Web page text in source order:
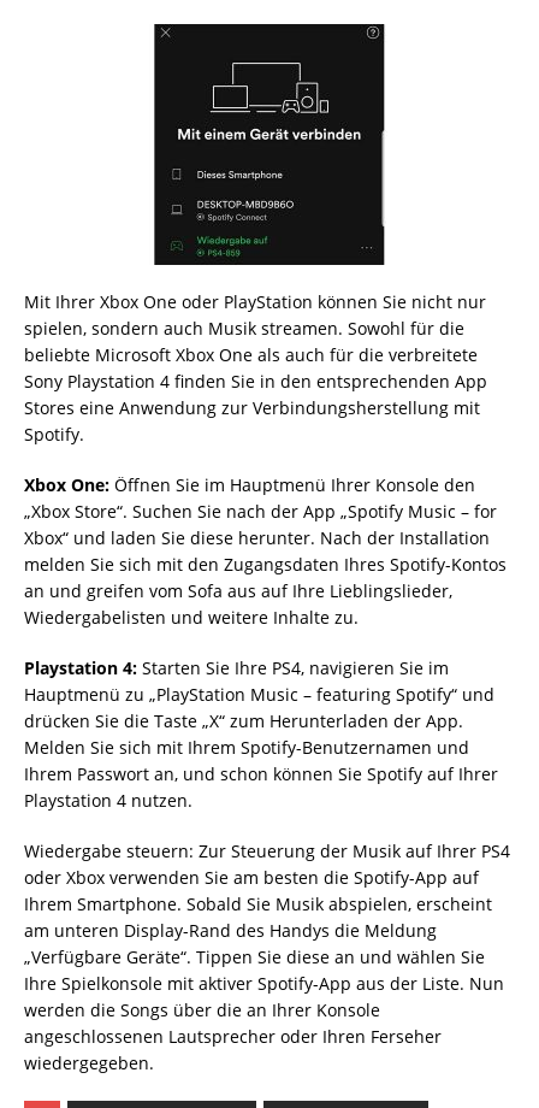
Mit Ihrer Xbox One oder PlayStation können Sie nicht nur
spielen, sondern auch Musik streamen. Sowohl für die
beliebte Microsoft Xbox One als auch für die verbreitete
Sony Playstation 4 finden Sie in den entsprechenden App
Stores eine Anwendung zur Verbindungsherstellung mit
Spotify.
Xbox One: Öffnen Sie im Hauptmenü Ihrer Konsole den
„Xbox Store“. Suchen Sie nach der App „Spotify Music – for
Xbox“ und laden Sie diese herunter. Nach der Installation
melden Sie sich mit den Zugangsdaten Ihres Spotify-Kontos
an und greifen vom Sofa aus auf Ihre Lieblingslieder,
Wiedergabelisten und weitere Inhalte zu.
Playstation 4: Starten Sie Ihre PS4, navigieren Sie im
Hauptmenü zu „PlayStation Music – featuring Spotify“ und
drücken Sie die Taste „X“ zum Herunterladen der App.
Melden Sie sich mit Ihrem Spotify-Benutzernamen und
Ihrem Passwort an, und schon können Sie Spotify auf Ihrer
Playstation 4 nutzen.
Wiedergabe steuern: Zur Steuerung der Musik auf Ihrer PS4
oder Xbox verwenden Sie am besten die Spotify-App auf
Ihrem Smartphone. Sobald Sie Musik abspielen, erscheint
am unteren Display-Rand des Handys die Meldung
„Verfügbare Geräte“. Tippen Sie diese an und wählen Sie
Ihre Spiel­konsole mit aktiver Spotify-App aus der Liste. Nun
werden die Songs über die an Ihrer Konsole
angeschlossenen Lautsprecher oder Ihren Ferseher
wiedergegeben.